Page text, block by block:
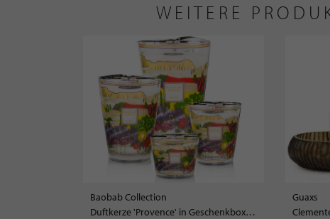
WEITERE
Baobab Collection
Duftkerze 'Provence' in Geschenkbox LIMITED EDITION
Guaxs